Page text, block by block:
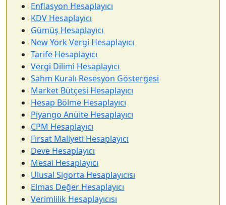
Enflasyon Hesaplayıcı
KDV Hesaplayıcı
Gümüş Hesaplayıcı
New York Vergi Hesaplayıcı
Tarife Hesaplayıcı
Vergi Dilimi Hesaplayıcı
Sahm Kuralı Resesyon Göstergesi
Market Bütçesi Hesaplayıcı
Hesap Bölme Hesaplayıcı
Piyango Anüite Hesaplayıcı
CPM Hesaplayıcı
Fırsat Maliyeti Hesaplayıcı
Deve Hesaplayıcı
Mesai Hesaplayıcı
Ulusal Sigorta Hesaplayıcısı
Elmas Değer Hesaplayıcı
Verimlilik Hesaplayıcısı